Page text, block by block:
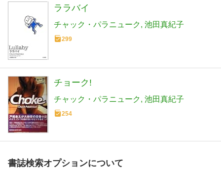
ララバイ
チャック・パラニューク 池田真紀子
299
チョーク!
チャック・パラニューク 池田真紀子
254
書誌検索オプションについて